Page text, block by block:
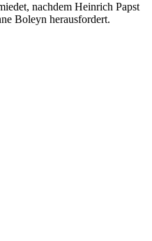
nachdem Heinrich Papst
Boleyn herausfordert.